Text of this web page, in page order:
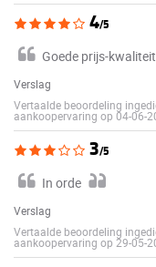
4/5
Goede prijs-
Verslag
Vertaalde beoordeling
aankoopervaring op 04-06-
3/5
In orde
Verslag
Vertaalde beoordeling
aankoopervaring op 29-05-